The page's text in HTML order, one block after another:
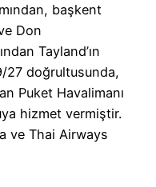
başkent
Don
Tayland’ın
27 doğrultusunda,
Puket Havalimanı
hizmet vermiştir.
ve Thai Airways